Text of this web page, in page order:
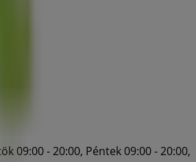
09:00 - 20:00, Péntek 09:00 - 20:00,